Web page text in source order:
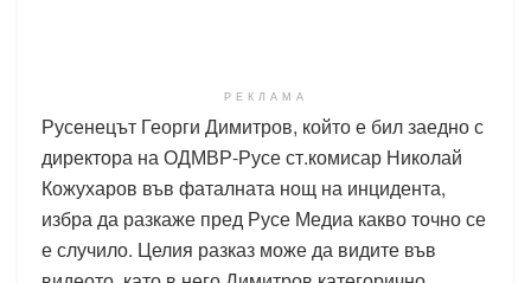
РЕКЛАМА
Русенецът Георги Димитров, който е бил заедно с
директора на ОДМВР-Русе ст.комисар Николай
Кожухаров във фаталната нощ на инцидента,
избра да разкаже пред Русе Медиа какво точно се
е случило. Целия разказ може да видите във